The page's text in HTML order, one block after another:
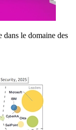
le domaine des